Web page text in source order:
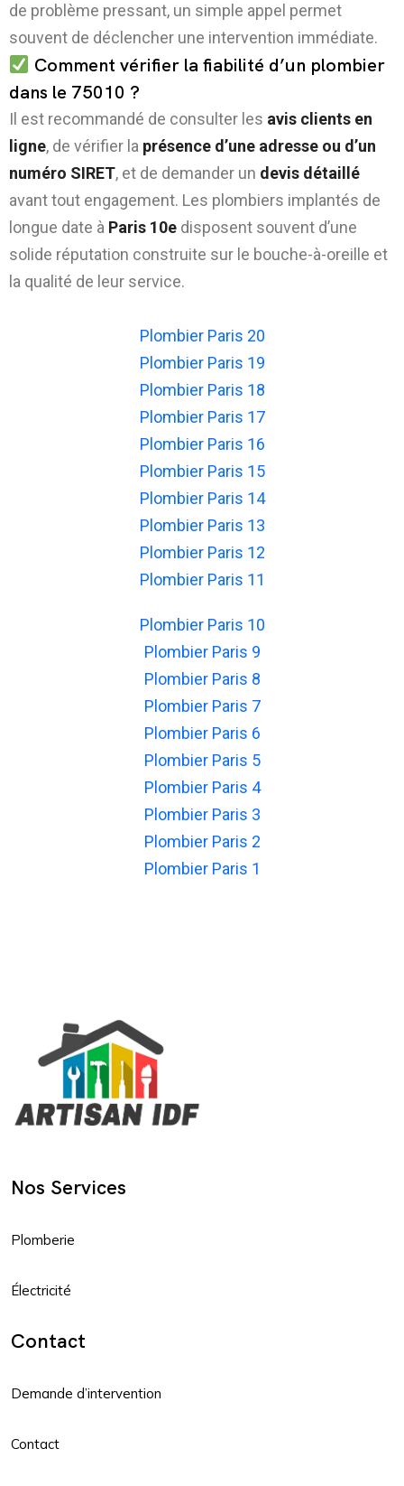
de problème pressant, un simple appel permet
souvent de déclencher une intervention immédiate.
Comment vérifier la fiabilité d’un plombier
dans le 75010 ?
Il est recommandé de consulter les avis clients en
ligne, de vérifier la présence d’une adresse ou d’un
numéro SIRET, et de demander un devis détaillé
avant tout engagement. Les plombiers implantés de
longue date à Paris 10e disposent souvent d’une
solide réputation construite sur le bouche-à-oreille et
la qualité de leur service.
Plombier Paris 20
Plombier Paris 19
Plombier Paris 18
Plombier Paris 17
Plombier Paris 16
Plombier Paris 15
Plombier Paris 14
Plombier Paris 13
Plombier Paris 12
Plombier Paris 11
Plombier Paris 10
Plombier Paris 9
Plombier Paris 8
Plombier Paris 7
Plombier Paris 6
Plombier Paris 5
Plombier Paris 4
Plombier Paris 3
Plombier Paris 2
Plombier Paris 1
Nos Services
Plomberie
Électricité
Contact
Demande d’intervention
Contact